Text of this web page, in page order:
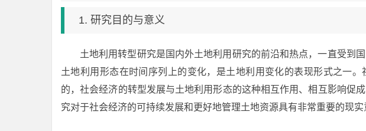
1. 研究目的与意义
土地利用转型研究是国内外土地利用研究的前沿和热点，一直受到
土地利用形态在时间序列上的变化，是土地利用变化的表现形式之一
的，社会经济的转型发展与土地利用形态的这种相互作用、相互影响促
究对于社会经济的可持续发展和更好地管理土地资源具有非常重要的现实